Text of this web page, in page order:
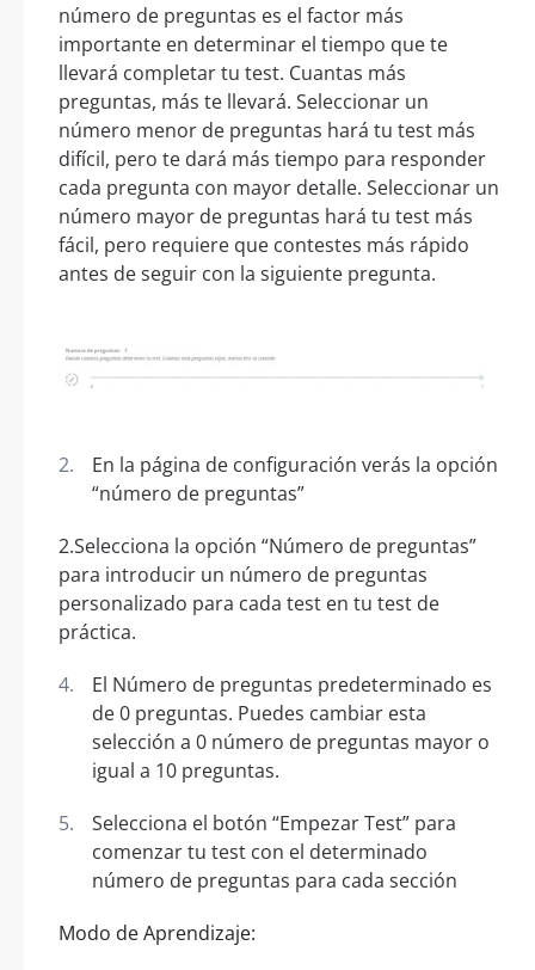
número de preguntas es el factor más
importante en determinar el tiempo que te
llevará completar tu test. Cuantas más
preguntas, más te llevará. Seleccionar un
número menor de preguntas hará tu test más
difícil, pero te dará más tiempo para responder
cada pregunta con mayor detalle. Seleccionar un
número mayor de preguntas hará tu test más
fácil, pero requiere que contestes más rápido
antes de seguir con la siguiente pregunta.
En la página de configuración verás la opción
“número de preguntas”
2.Selecciona la opción “Número de preguntas”
para introducir un número de preguntas
personalizado para cada test en tu test de
práctica.
El Número de preguntas predeterminado es
de 0 preguntas. Puedes cambiar esta
selección a 0 número de preguntas mayor o
igual a 10 preguntas.
Selecciona el botón “Empezar Test” para
comenzar tu test con el determinado
número de preguntas para cada sección
Modo de Aprendizaje: